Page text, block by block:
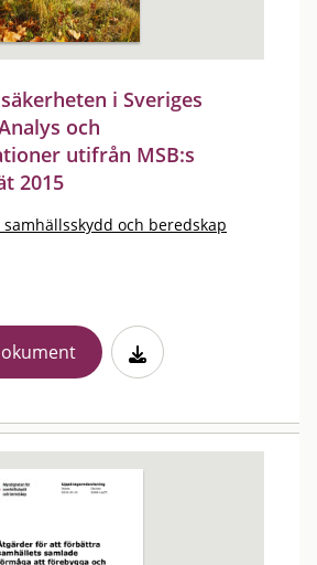
i Sveriges
och
utifrån MSB:s
2015
och beredskap